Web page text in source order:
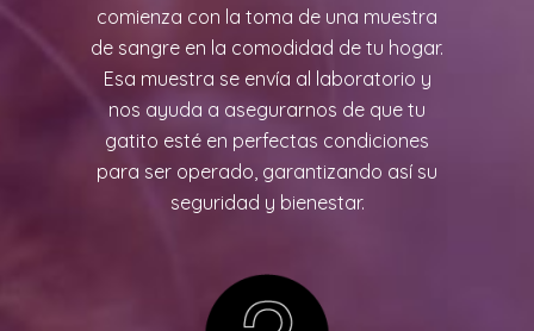
comienza con la toma de una muestra
de sangre en la comodidad de tu hogar.
Esa muestra se envía al laboratorio y
nos ayuda a asegurarnos de que tu
gatito esté en perfectas condiciones
para ser operado, garantizando así su
seguridad y bienestar.